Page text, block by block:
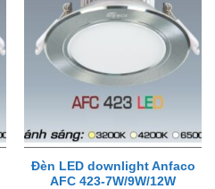
Đèn LED downlight Anfaco
AFC 423-7W/9W/12W